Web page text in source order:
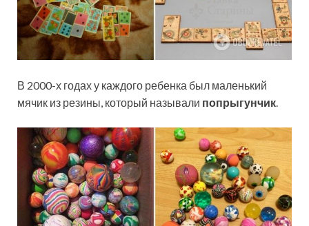
В 2000-х годах у каждого ребенка был маленький
мячик из резины, который называли попрыгунчик